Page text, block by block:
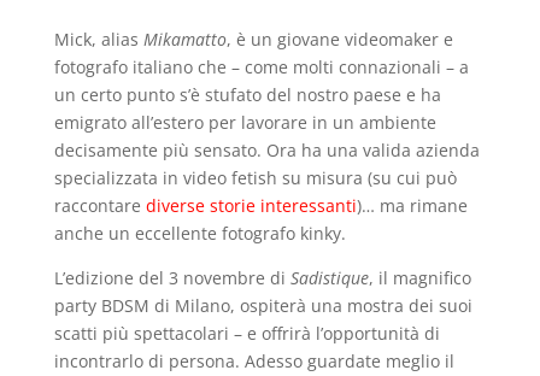
Mick, alias Mikamatto, è un giovane videomaker e
fotografo italiano che – come molti connazionali – a
un certo punto s’è stufato del nostro paese e ha
emigrato all’estero per lavorare in un ambiente
decisamente più sensato. Ora ha una valida azienda
specializzata in video fetish su misura (su cui può
raccontare diverse storie interessanti)… ma rimane
anche un eccellente fotografo kinky.
L’edizione del 3 novembre di Sadistique, il magnifico
party BDSM di Milano, ospiterà una mostra dei suoi
scatti più spettacolari – e offrirà l’opportunità di
incontrarlo di persona. Adesso guardate meglio il